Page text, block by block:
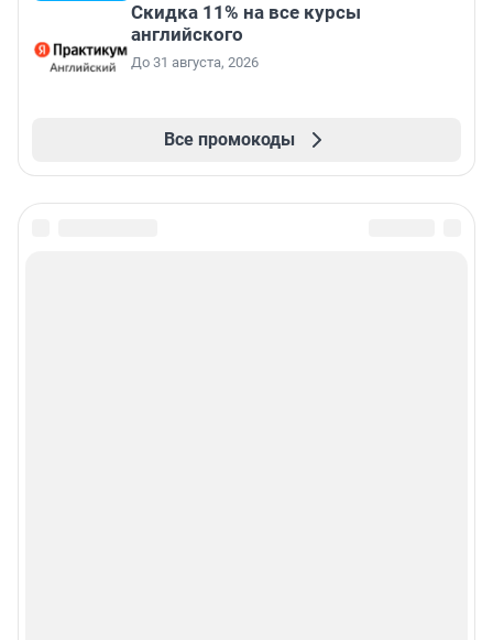
Скидка 11% на все курсы
английского
До 31 августа, 2026
Все промокоды